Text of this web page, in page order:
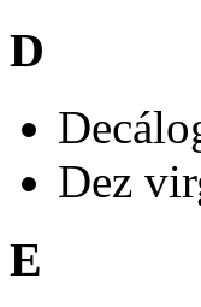
D
Dez
E